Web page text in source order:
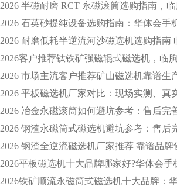
2026 平板磁选机厂家对比：现场实测、真
2026 钢渣全逆流磁选机厂家推荐 靠谱品牌